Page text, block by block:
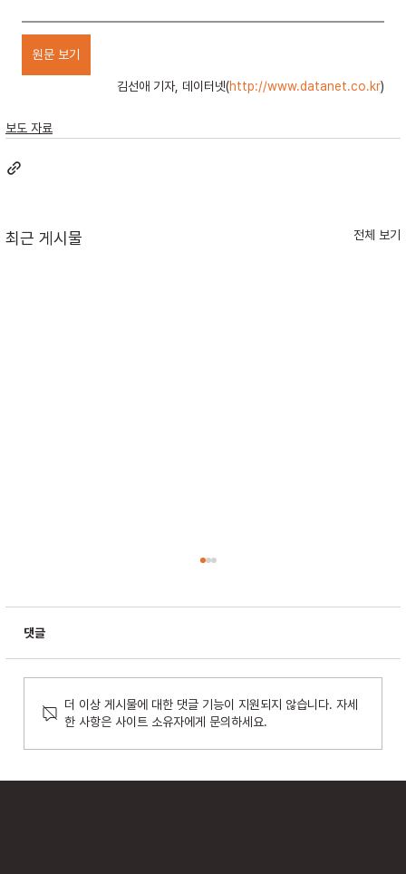
원문 보기
김선애 기자, 데이터넷(http://www.datanet.co.kr)
보도 자료
최근 게시물 전체 보기
댓글
더 이상 게시물에 대한 댓글 기능이 지원되지 않습니다. 자세
한 사항은 사이트 소유자에게 문의하세요.